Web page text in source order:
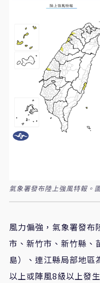
氣象署發布陸上強風特報。
風力偏強，氣象署發布
市、新竹市、新竹縣、
島）、連江縣局部地區
以上或陣風8級以上發